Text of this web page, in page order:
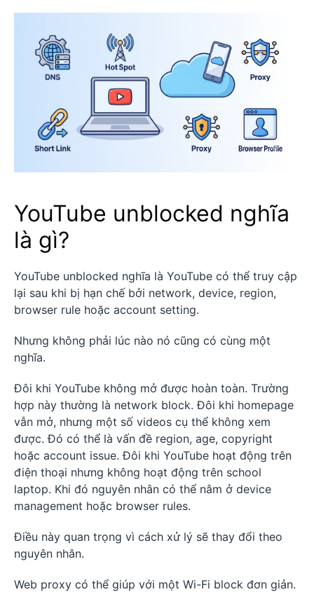
YouTube unblocked nghĩa
là gì?
YouTube unblocked nghĩa là YouTube có thể truy cập
lại sau khi bị hạn chế bởi network, device, region,
browser rule hoặc account setting.
Nhưng không phải lúc nào nó cũng có cùng một
nghĩa.
Đôi khi YouTube không mở được hoàn toàn. Trường
hợp này thường là network block. Đôi khi homepage
vẫn mở, nhưng một số videos cụ thể không xem
được. Đó có thể là vấn đề region, age, copyright
hoặc account issue. Đôi khi YouTube hoạt động trên
điện thoại nhưng không hoạt động trên school
laptop. Khi đó nguyên nhân có thể nằm ở device
management hoặc browser rules.
Điều này quan trọng vì cách xử lý sẽ thay đổi theo
nguyên nhân.
Web proxy có thể giúp với một Wi-Fi block đơn giản.